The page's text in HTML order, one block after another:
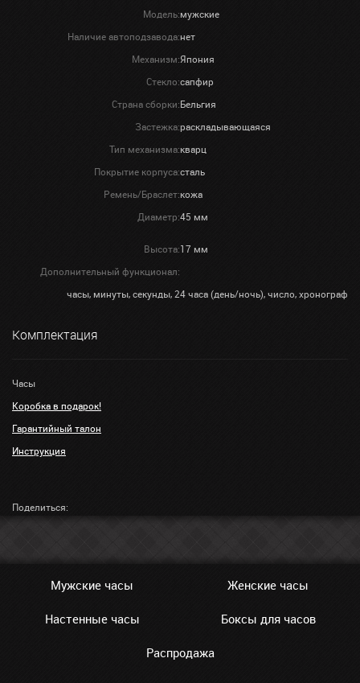
Модель:мужские
Наличие автоподзавода:нет
Механизм:Япония
Стекло:сапфир
Страна сборки:Бельгия
Застежка:раскладывающаяся
Тип механизма:кварц
Покрытие корпуса:сталь
Ремень/Браслет:кожа
Диаметр:45 мм
Высота:17 мм
Дополнительный функционал:
часы, минуты, секунды, 24 часа (день/ночь), число, хронограф
Комплектация
Часы
Коробка в подарок!
Гарантийный талон
Инструкция
Поделиться:
Мужские часы Женские часы
Настенные часы Боксы для часов
Распродажа